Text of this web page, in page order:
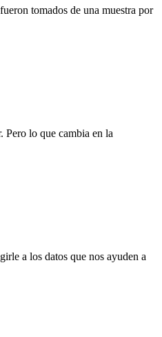
tomados de una muestra por
Pero lo que cambia en la
a los datos que nos ayuden a